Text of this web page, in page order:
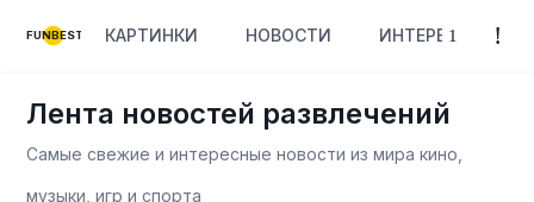
FUNBEST КАРТИНКИ НОВОСТИ ИНТЕРЕСНОЕ
Лента новостей развлечений
Самые свежие и интересные новости из мира кино,
музыки, игр и спорта